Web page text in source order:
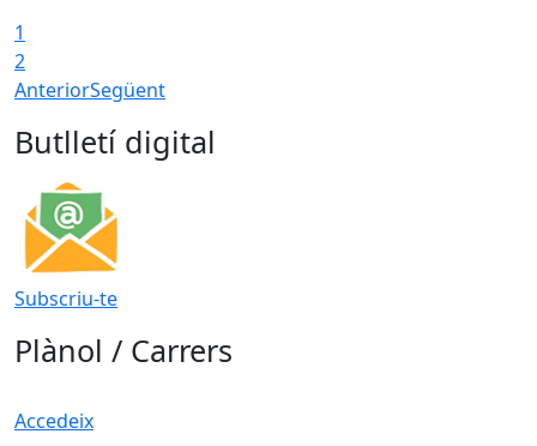
1
2
AnteriorSegüent
Butlletí digital
Subscriu-te
Plànol / Carrers
Accedeix